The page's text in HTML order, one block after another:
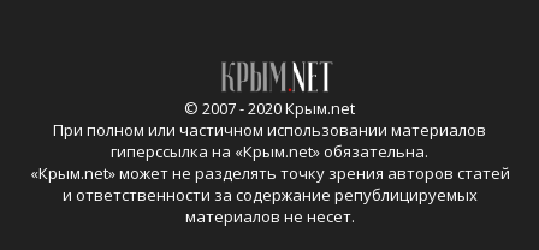
© 2007 - 2020 Крым.net
При полном или частичном использовании материалов
гиперссылка на «Крым.net» обязательна.
«Крым.net» может не разделять точку зрения авторов статей
и ответственности за содержание републицируемых
материалов не несет.